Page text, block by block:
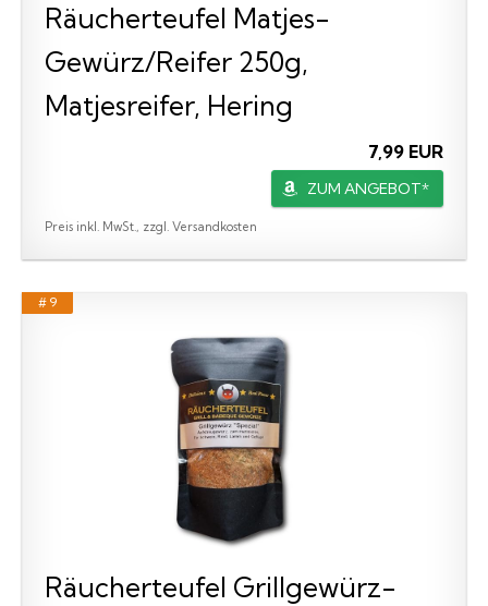
Räucherteufel Matjes-
Gewürz/Reifer 250g,
Matjesreifer, Hering
7,99 EUR
ZUM ANGEBOT*
Preis inkl. MwSt., zzgl. Versandkosten
# 9
Räucherteufel Grillgewürz-